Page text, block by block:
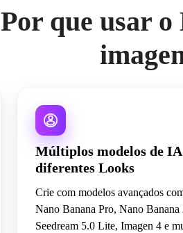
Por que usar
Múltiplos modelos de
diferentes Looks
Crie com modelos avançados
Nano Banana Pro, Nano Banana
Seedream 5.0 Lite, Imagen 4 e